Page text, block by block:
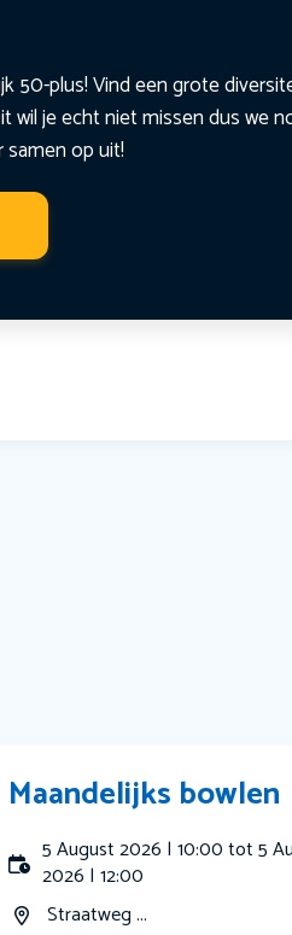
50-plus! Vind een grote
wil je echt niet missen dus we
op uit!
Maandelijks bowlen
5 August 2026 | 10:00 tot 5
2026 | 12:00
Straatweg ...